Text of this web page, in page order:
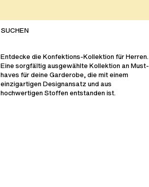
Entdecke die Konfektions-Kollektion für Herren.
Eine sorgfältig ausgewählte Kollektion an Must-
haves für deine Garderobe, die mit einem
einzigartigen Designansatz und aus
hochwertigen Stoffen entstanden ist.